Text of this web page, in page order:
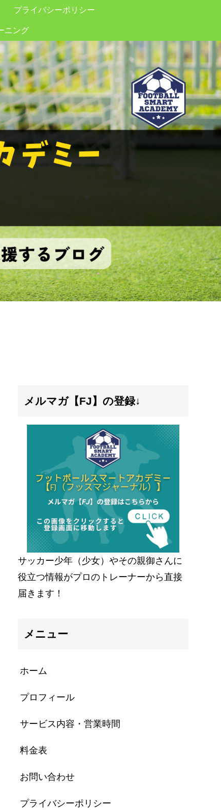
プライバシーポリシー
ニング
メルマガ【FJ】の登録↓
サッカー少年（少女）やその親御さんに
役立つ情報がプロのトレーナーから直接
届きます！
メニュー
ホーム
プロフィール
サービス内容・営業時間
料金表
お問い合わせ
プライバシーポリシー